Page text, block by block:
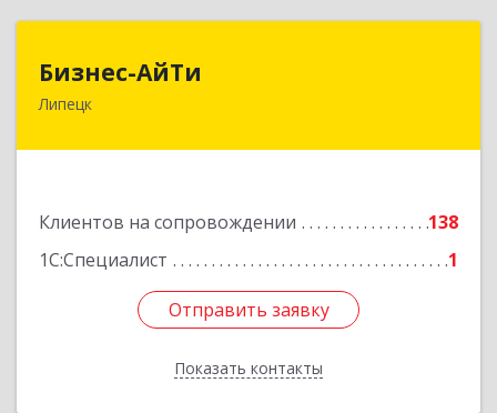
Бизнес-АйТи
Липецк
Клиентов на сопровождении
138
1С:Специалист
1
Отправить заявку
Показать контакты
398008, Липецкая обл, Липецк г, 50 лет НЛМК
Отправить заявку
Назад